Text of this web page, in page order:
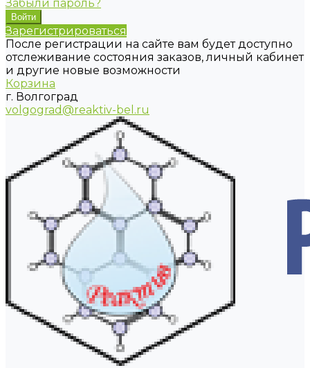
Забыли пароль?
Зарегистрироваться
После регистрации на сайте вам будет доступно
отслеживание состояния заказов, личный кабинет
и другие новые возможности
Корзина
г. Волгоград
volgograd@reaktiv-bel.ru